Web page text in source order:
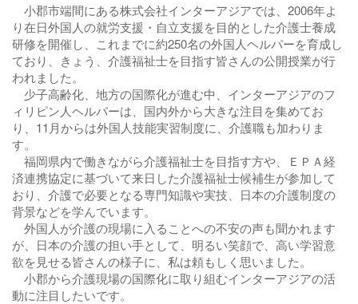
小郡市端間にある株式会社インターアジアでは、2006年よ
り在日外国人の就労支援・自立支援を目的とした介護士養成
研修を開催し、これまでに約250名の外国人ヘルパーを育成し
ており、きょう、介護福祉士を目指す皆さんの公開授業が行
われました。
少子高齢化、地方の国際化が進む中、インターアジアのフ
ィリピン人ヘルパーは、国内外から大きな注目を集めてお
り、11月からは外国人技能実習制度に、介護職も加わりま
す。
福岡県内で働きながら介護福祉士を目指す方や、ＥＰＡ経
済連携協定に基づいて来日した介護福祉士候補生が参加して
おり、介護で必要となる専門知識や実技、日本の介護制度の
背景などを学んでいます。
外国人が介護の現場に入ることへの不安の声も聞かれます
が、日本の介護の担い手として、明るい笑顔で、高い学習意
欲を見せる皆さんの様子に、私は頼もしく思いました。
小郡から介護現場の国際化に取り組むインターアジアの活
動に注目したいです。